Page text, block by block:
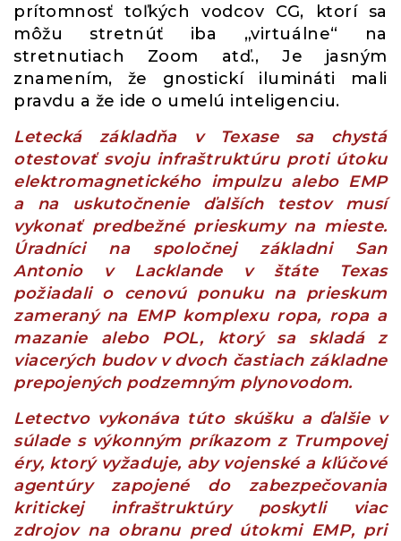
prítomnosť toľkých vodcov CG, ktorí sa
môžu stretnúť iba „virtuálne“ na
stretnutiach Zoom atď., Je jasným
znamením, že gnostickí ilumináti mali
pravdu a že ide o umelú inteligenciu.
Letecká základňa v Texase sa chystá
otestovať svoju infraštruktúru proti útoku
elektromagnetického impulzu alebo EMP
a na uskutočnenie ďalších testov musí
vykonať predbežné prieskumy na mieste.
Úradníci na spoločnej základni San
Antonio v Lacklande v štáte Texas
požiadali o cenovú ponuku na prieskum
zameraný na EMP komplexu ropa, ropa a
mazanie alebo POL, ktorý sa skladá z
viacerých budov v dvoch častiach základne
prepojených podzemným plynovodom.
Letectvo vykonáva túto skúšku a ďalšie v
súlade s výkonným príkazom z Trumpovej
éry, ktorý vyžaduje, aby vojenské a kľúčové
agentúry zapojené do zabezpečovania
kritickej infraštruktúry poskytli viac
zdrojov na obranu pred útokmi EMP, pri